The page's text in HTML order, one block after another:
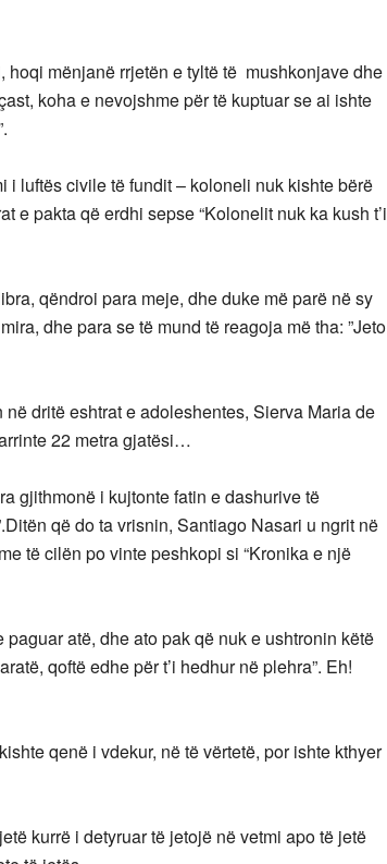
mënjanë rrjetën e tyltë të mushkonjave dhe
koha e nevojshme për të kuptuar se ai ishte
i luftës civile të fundit – koloneli nuk kishte bërë
e pakta që erdhi sepse “Kolonelit nuk ka kush t’i
qëndroi para meje, dhe duke më parë në sy
dhe para se të mund të reagoja më tha: ”Jeto
dritë eshtrat e adoleshentes, Sierva Maria de
22 metra gjatësi…
gjithmonë i kujtonte fatin e dashurive të
që do ta vrisnin, Santiago Nasari u ngrit në
të cilën po vinte peshkopi si “Kronika e një
atë, dhe ato pak që nuk e ushtronin këtë
qoftë edhe për t’i hedhur në plehra”. Eh!
qenë i vdekur, në të vërtetë, por ishte kthyer
kurrë i detyruar të jetojë në vetmi apo të jetë